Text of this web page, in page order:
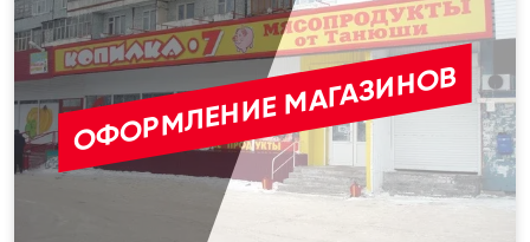
ОФОРМЛЕНИЕ МАГАЗИНОВ